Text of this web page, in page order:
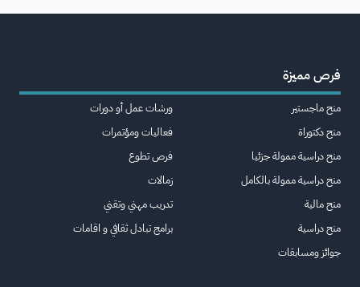
فرص مميزة
منح ماجستير
منح دكتوراة
منح دراسية ممولة جزئيا
منح دراسية ممولة بالكامل
منح مالية
منح دراسية
جوائز ومسابقات
ورشات عمل أو دورات
فعاليات ومؤتمرات
فرص تطوع
زمالات
تدريب مهني وتقني
برامج تبادل ثقافي و اقامات